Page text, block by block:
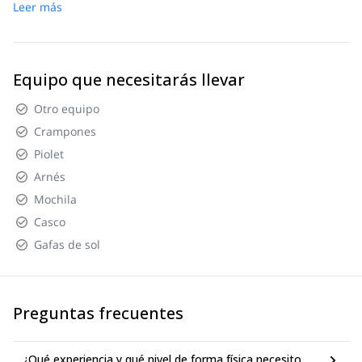
Gafas de sol
Cinta de anclaje o longe
2 pares de guantes (ligeros y cálidos)
En caso de mal tiempo, intentaremos mover el viaje a otra área o
fecha si es posible, o te reembolsaremos.
Leer más
Equipo que necesitarás llevar
Otro equipo
Crampones
Piolet
Arnés
Mochila
Casco
Gafas de sol
Preguntas frecuentes